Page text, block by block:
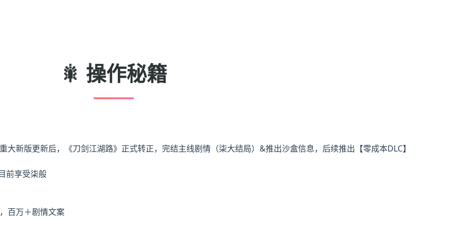
🎇 操作秘籍
新版更新后，《刀剑江湖路》正式转正，完结主线剧情（柒大结局）&推出沙盒信息，后续推出【零成本DLC】
前享受柒般
百万＋剧情文案